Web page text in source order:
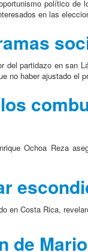
político
en las
del partidazo en san
no haber ajustado el
Ochoa Reza
en Costa Rica,
de